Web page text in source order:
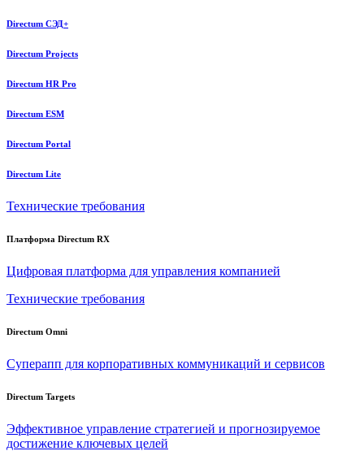
Directum СЭД+
Directum Projects
Directum HR Pro
Directum ESM
Directum Portal
Directum Lite
Технические требования
Платформа Directum RX
Цифровая платформа для управления компанией
Технические требования
Directum Omni
Суперапп для корпоративных коммуникаций и сервисов
Directum Targets
Эффективное управление стратегией и прогнозируемое
достижение ключевых целей